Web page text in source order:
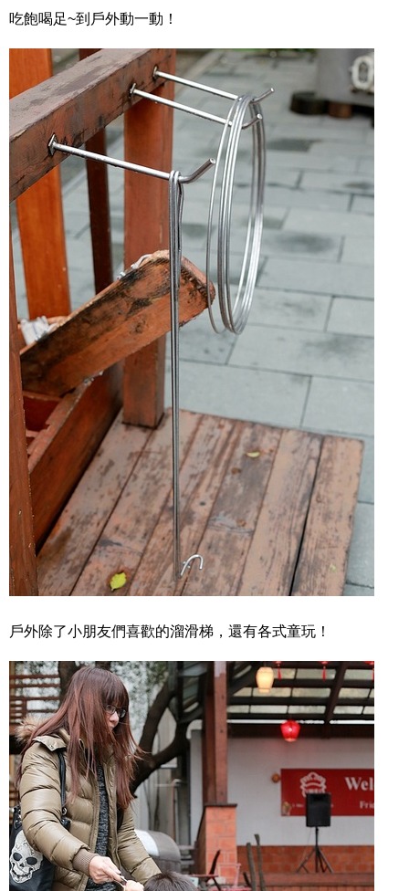
吃飽喝足~到戶外動一動！
戶外除了小朋友們喜歡的溜滑梯，還有各式童玩！